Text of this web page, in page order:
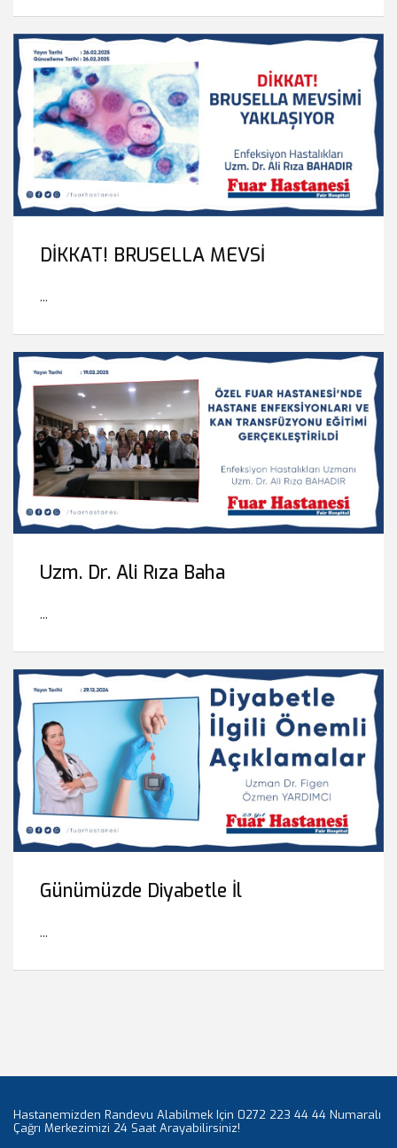
DİKKAT! BRUSELLA MEVSİ
...
Uzm. Dr. Ali Rıza Baha
...
Günümüzde Diyabetle İl
...
Hastanemizden Randevu Alabilmek Için 0272 223 44 44 Numaralı
Çağrı Merkezimizi 24 Saat Arayabilirsiniz!